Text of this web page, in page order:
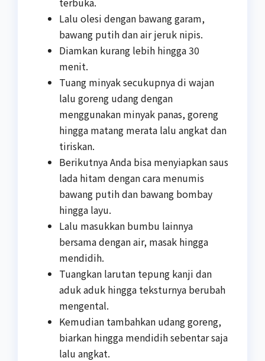
Lalu olesi dengan bawang garam,
bawang putih dan air jeruk nipis.
Diamkan kurang lebih hingga 30
menit.
Tuang minyak secukupnya di wajan
lalu goreng udang dengan
menggunakan minyak panas, goreng
hingga matang merata lalu angkat dan
tiriskan.
Berikutnya Anda bisa menyiapkan saus
lada hitam dengan cara menumis
bawang putih dan bawang bombay
hingga layu.
Lalu masukkan bumbu lainnya
bersama dengan air, masak hingga
mendidih.
Tuangkan larutan tepung kanji dan
aduk aduk hingga teksturnya berubah
mengental.
Kemudian tambahkan udang goreng,
biarkan hingga mendidih sebentar saja
lalu angkat.